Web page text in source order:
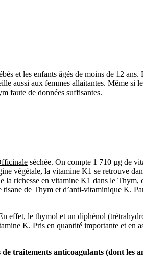
et les enfants âgés de moins de 12
aussi aux femmes allaitantes. Même si
faute de données suffisantes.
séchée. On compte 1 710 µg de
végétale, la vitamine K1 se retrouve
la richesse en vitamine K1 dans le
de Thym et d’anti-vitaminique K.
effet, le thymol et un diphénol (
K. Pris en quantité importante et
traitements anticoagulants (dont